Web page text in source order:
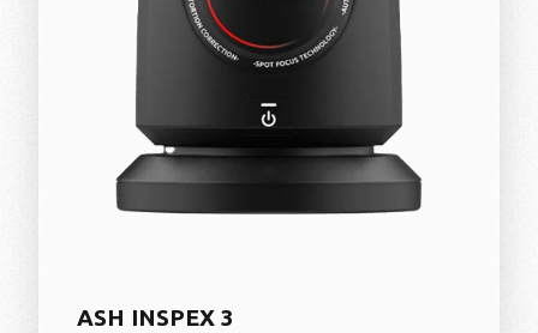
ASH INSPEX 3